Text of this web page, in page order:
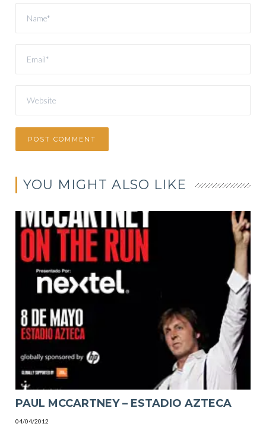
YOU MIGHT ALSO LIKE
PAUL MCCARTNEY – ESTADIO AZTECA
04/04/2012